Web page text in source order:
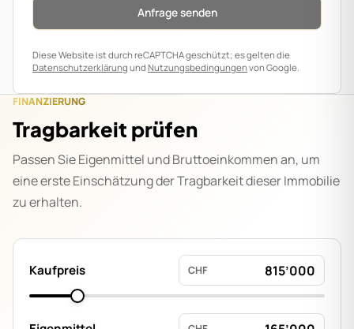
Anfrage senden
Diese Website ist durch reCAPTCHA geschützt; es gelten die
Datenschutzerklärung und Nutzungsbedingungenvon Google.
FINANZIERUNG
Tragbarkeit prüfen
Passen Sie Eigenmittel und Bruttoeinkommen an, um
eine erste Einschätzung der Tragbarkeit dieser Immobilie
zu erhalten.
Kaufpreis CHF